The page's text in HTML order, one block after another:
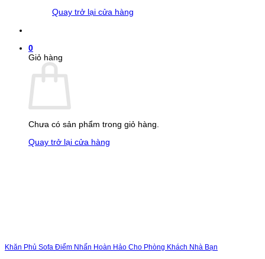
Quay trở lại cửa hàng
0
Giỏ hàng
Chưa có sản phẩm trong giỏ hàng.
Quay trở lại cửa hàng
Khăn Phủ Sofa Điểm Nhấn Hoàn Hảo Cho Phòng Khách Nhà Bạn